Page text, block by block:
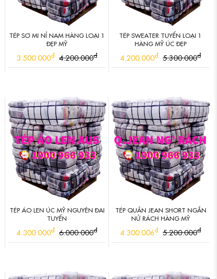
TÉP SƠ MI NỈ NAM HÀNG LOẠI 1
ĐẸP MỸ
3.500.000đ 4.200.000đ
TÉP SWEATER TUYỂN LOẠI 1
HÀNG MỸ ÚC ĐẸP
4.200.000đ 5.300.000đ
TÉP ÁO LEN ÚC MỸ NGUYÊN ĐAI
TUYỂN
4.300.000đ 6.000.000đ
TÉP QUẦN JEAN SHORT NGẮN
NỬ RÁCH HÀNG MỸ
4.300.006đ 5.200.000đ